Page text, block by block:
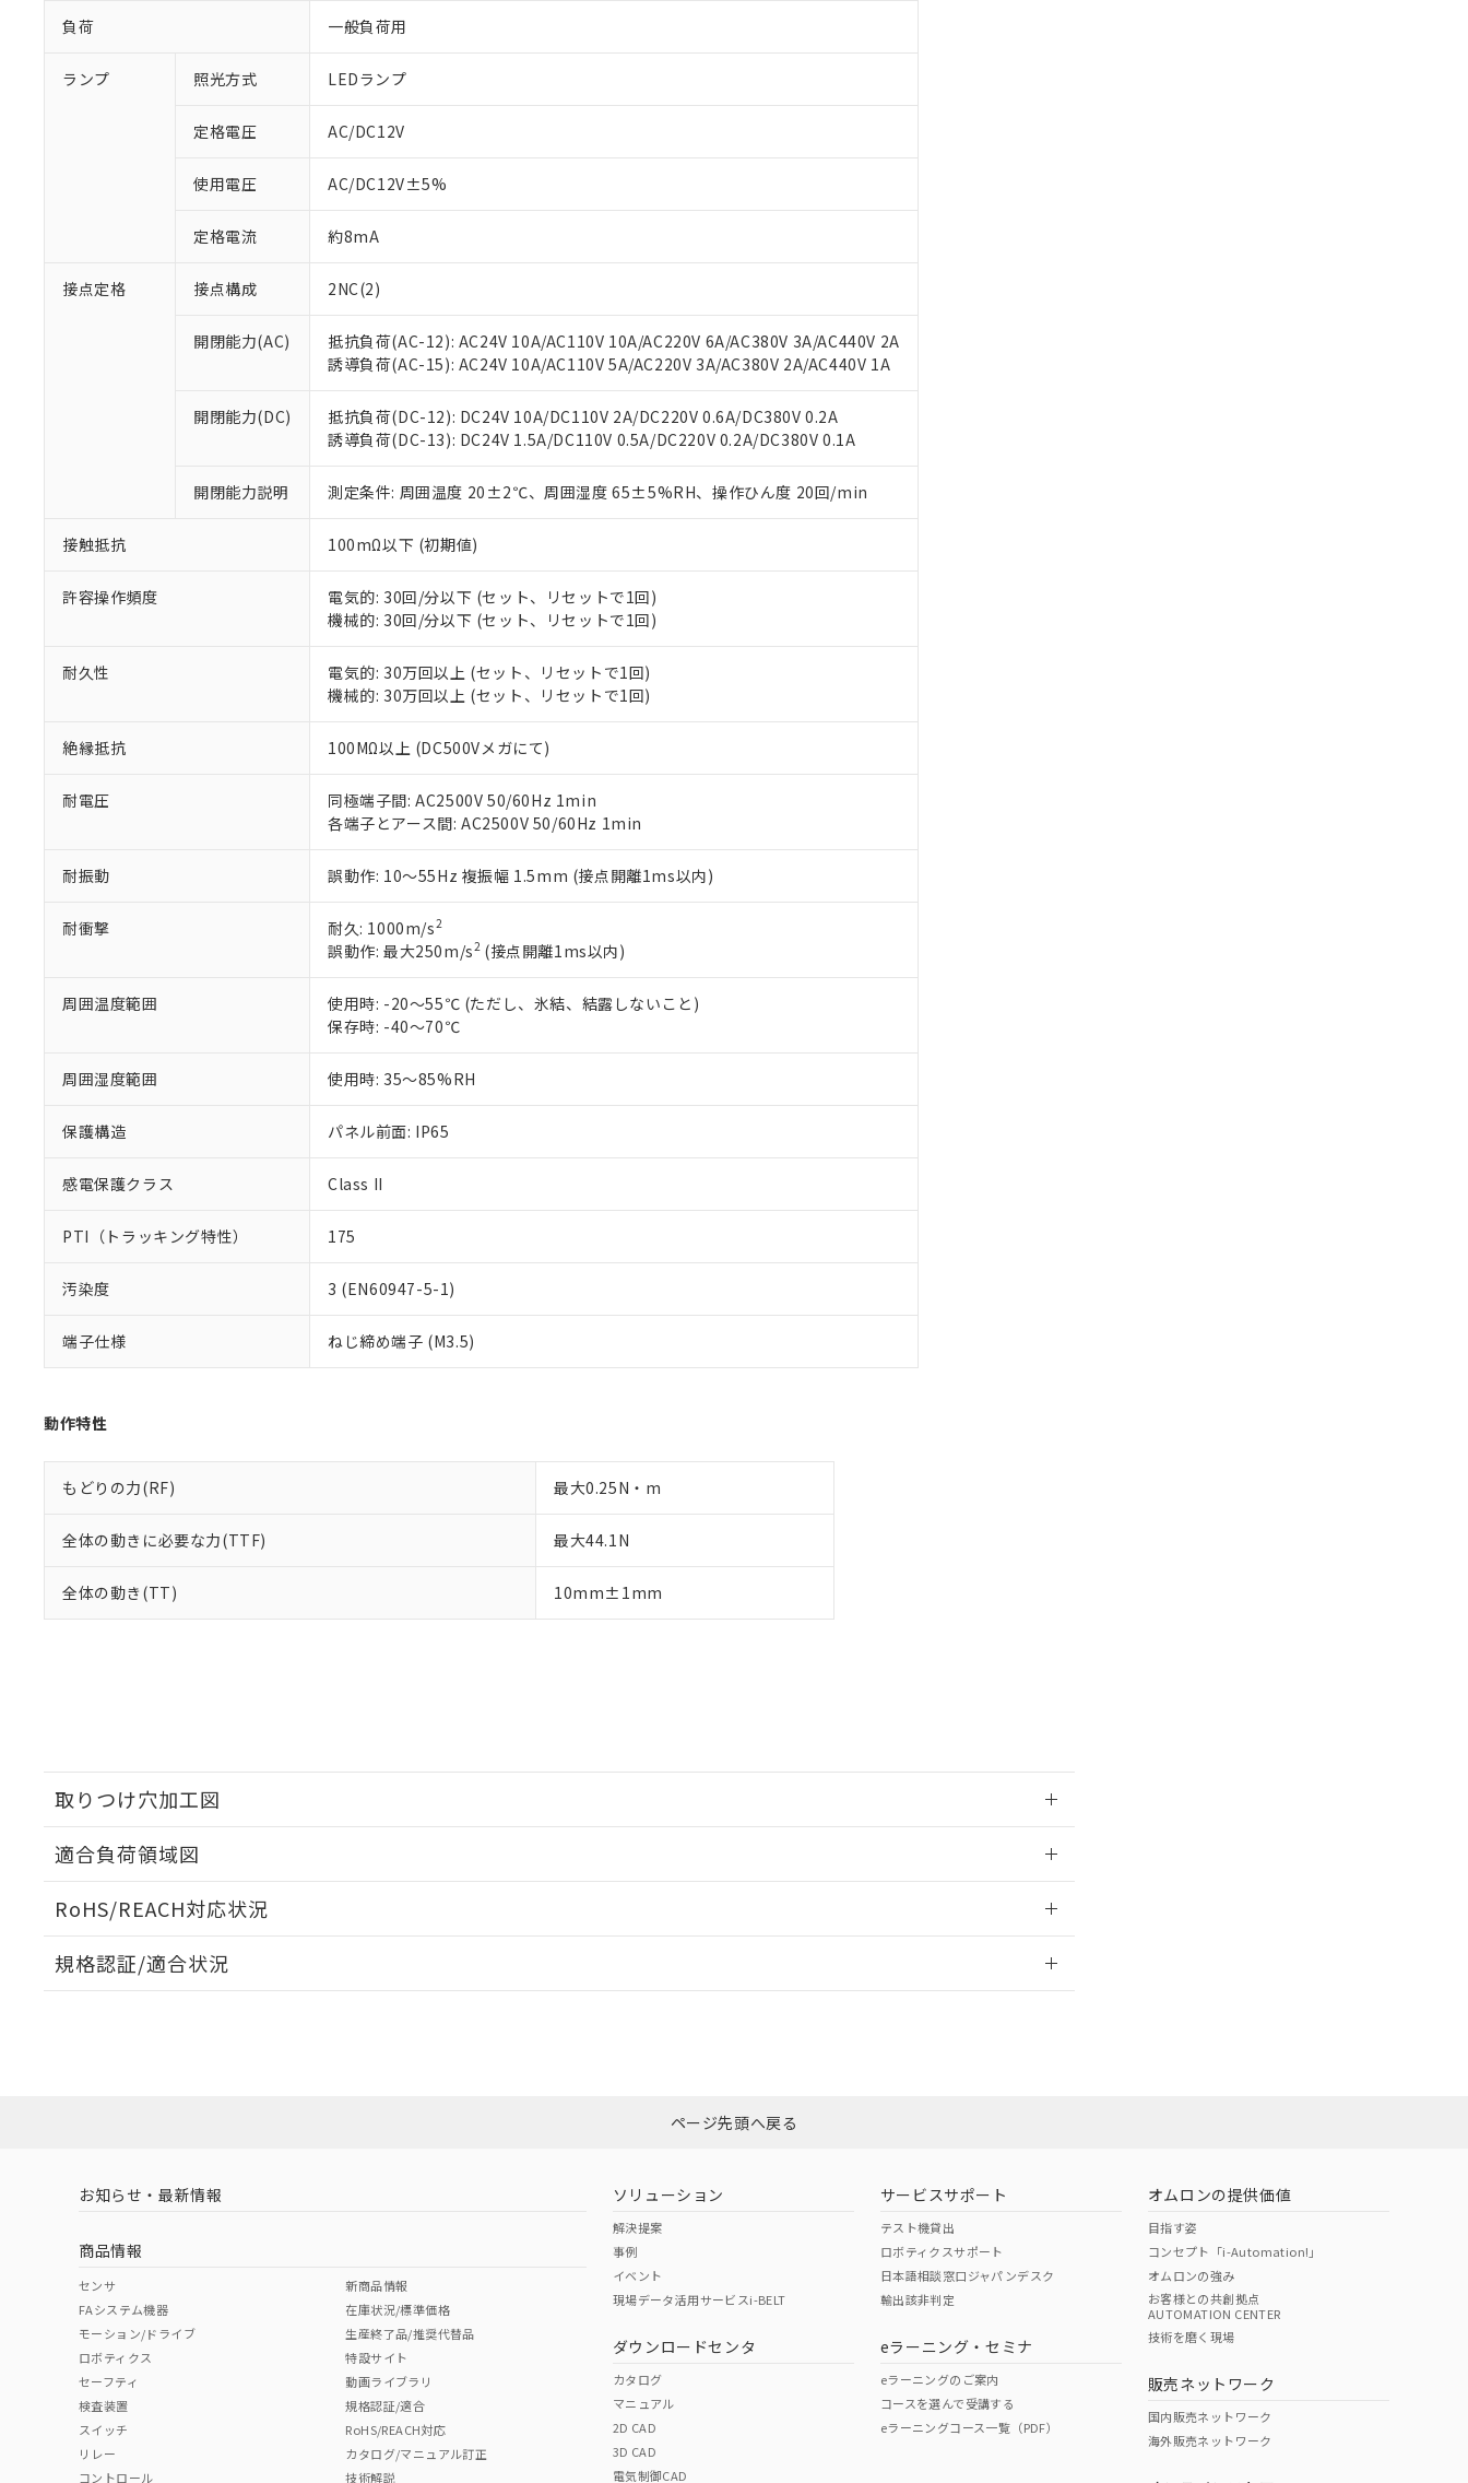
負荷 一般負荷用
ランプ 照光方式 LEDランプ
定格電圧 AC/DC12V
使用電圧 AC/DC12V±5%
定格電流 約8mA
接点定格 接点構成 2NC(2)
開閉能力(AC)
抵抗負荷(AC-12): AC24V 10A/AC110V 10A/AC220V 6A/AC380V 3A/AC440V 2A
誘導負荷(AC-15): AC24V 10A/AC110V 5A/AC220V 3A/AC380V 2A/AC440V 1A
開閉能力(DC)
抵抗負荷(DC-12): DC24V 10A/DC110V 2A/DC220V 0.6A/DC380V 0.2A
誘導負荷(DC-13): DC24V 1.5A/DC110V 0.5A/DC220V 0.2A/DC380V 0.1A
開閉能力説明 測定条件: 周囲温度 20±2℃、周囲湿度 65±5%RH、操作ひん度 20回/min
接触抵抗 100mΩ以下 (初期値)
許容操作頻度
電気的: 30回/分以下 (セット、リセットで1回)
機械的: 30回/分以下 (セット、リセットで1回)
耐久性
電気的: 30万回以上 (セット、リセットで1回)
機械的: 30万回以上 (セット、リセットで1回)
絶縁抵抗 100MΩ以上 (DC500Vメガにて)
耐電圧
同極端子間: AC2500V 50/60Hz 1min
各端子とアース間: AC2500V 50/60Hz 1min
耐振動 誤動作: 10～55Hz 複振幅 1.5mm (接点開離1ms以内)
耐衝撃 耐久: 1000m/s2
誤動作: 最大250m/s2(接点開離1ms以内)
周囲温度範囲
使用時: -20～55℃ (ただし、氷結、結露しないこと)
保存時: -40～70℃
周囲湿度範囲 使用時: 35～85%RH
保護構造 パネル前面: IP65
感電保護クラス Class II
PTI（トラッキング特性） 175
汚染度 3 (EN60947-5-1)
端子仕様 ねじ締め端子 (M3.5)
動作特性
もどりの力(RF) 最大0.25N・m
全体の動きに必要な力(TTF) 最大44.1N
全体の動き(TT) 10mm±1mm
取りつけ穴加工図
適合負荷領域図
RoHS/REACH対応状況
EU RoHS 注意事項・凡例
ダウンロードはこちら
中国 RoHS 注意事項・凡例
中国 RoHS表
Pb Hg Cr(VI)
O O
規格認証/適合状況
（イギリス
（ノルウェー
（日本
（アメリカ
この製品の規格認証/適合状況ページへ
その他の認証はこちらのページからご検索ください
ご利用条件
以下の条件をお読みいただき、同意のうえご利用ください。
本サービスは、当社制御機器事業取扱商品の当社在庫状況および標準価格(税抜)を提供させていただ
くものです。
当社制御機器事業取扱商品の中には、本サービスの対象外となる商品もあることをご了承ください。
在庫状況および標準価格照会結果は、記載している更新日時点での社内データに基づき作成されるも
い。
正式な納期状況および標準価格はお客様のお取引先、またはお客様担当のオムロン制御機器販売店・
当社販売員にご相談ください。
在庫状況および標準価格結果を当社の事前の承諾なく第三者に漏洩または開示しないようお願いしま
す。
マイパーツ機能（部品リスト作成サービス）をご利用いただくには、I-Webメンバーズにご登録され
ている必要があります。
お客様が当ウェブサイト上で当社にご登録された部品リストについて、当社および当社の共同利用者
が、当社の製品・サービスに関するお客様との取引・商談に必要な範囲で利用することをご了承くだ
※当社の共同利用者とは、
いる法人を指します。
※1 対応状況
対応済み：EU RoHS指令（10物質）の非含有に対応した製品が提供可能な商品です。
対応予定：EU RoHS指令（10物質）の非含有に対応した製品に切り替える予定のある商品です。
対応予定なし：EU RoHS指令（10物質）の非含有に非対応の商品で、対応品を出す予定はありません。
調査・確認中：EU RoHS指令（10物質）の非含有の対応状況を調査中または確認中の商品です。
非該当品：ライセンス料など無形物で、有害物質有無と関係のない商品です。
があります。
*EU RoHS指令（10物質）：
フタル酸ビス(2-エチルヘキシル) (DEHP)(別名：DOP) 1000ppm以下、フタル酸ブチルベンジル（BBP） 1000ppm以下、フタル酸ジブチ
ル（DBP） 1000ppm以下、フタル酸ジイソブチル (DIBP) 1000ppm以下
但し、RoHS指令で産業用監視および制御機器に対する適用除外項目は除く。
フタル酸エステル類の４物質については閾値を超える意図的な使用がないことを確認しています。
※2 対応予定月
部品在庫の切り替え状況などにより、予定月が前後することがあります。
※3 非含有証明書ダウンロード
EU RoHS指令（10物質）の非含有証明書
51物質の非含有証明書（当社基準）
※本証明書は発行日時点で非含有を証明するもので、過去に遡って非含有を証明するものではありません。
また、RoHS指令のフタル酸エステル類４物質の対応では、対応完了までの期間は出荷製品に未対応品が
混在することから備考欄に対応日を記載しておりました。
既に当社にて対応品への在庫切替を完了していることから、特段のことがない限り、2022年1月12日よ
り割愛しております。
※1 中国RoHS○×表
「○」：最大均質材料含有率が中国RoHSの基準値以下であることを示します。
「×」：最大均質材料含有率が中国RoHSの基準値を超えていることを示します。
*中国RoHS10物質の基準値 (GB/T26572)：
Pb(鉛) :1000ppm、 Hg(水銀) : 1000ppm、 Cd(カドミウム) : 100ppm、
DEHP(フタル酸ビス(2-エチルヘキシル)) : 1000ppm
※2 環境保護使用期限
「10」：通常の使用状況下において有害物質が外部に漏えいし、環境に深刻な影響を及ぼさない年数を意
味します。
「－」：未確認です。当社販売部門へお問い合わせください。
当社は、これら貴社製品のうち、外国為替および外国貿易法に定める商品（以下｢規制貨物等」とい
う）を輸出または国外への提供する場合は、日本国政府の輸出許可(または役務取引許可)を取得する
などの必要な手続きをとります。
当社は規制貨物を破棄する場合は、完全に破砕するなど、違法に輸出されないよう必要な手段を講じ
ます。
当社は貴社製品を、核兵器、ミサイル、化学兵器、生物兵器またはその他武器並びにこれらの製造装
置等に一切使用いたしません。
当社は、貴社製品を第三者に販売する場合は、上記1、2および3の内容を当該第三者に通知します。
たしません。
合意する
号
△ 一定数には満たないが在庫あり
－
在庫なし(最新の在庫状況については、お客様のお取引先、またはお客様担当のオムロン制御
空
受注生産機種、また在庫状況の情報を公開していない機種
ページ先頭へ戻る
お知らせ・最新情報
商品情報
センサ
FAシステム機器
モーション/ドライブ
ロボティクス
セーフティ
検査装置
スイッチ
リレー
コントロール
新商品情報
在庫状況/標準価格
生産終了品/推奨代替品
特設サイト
動画ライブラリ
規格認証/適合
RoHS/REACH対応
カタログ/マニュアル訂正
技術解説
ソリューション
解決提案
事例
イベント
現場データ活用サービスi-BELT
ダウンロードセンタ
カタログ
マニュアル
2D CAD
3D CAD
電気制御CAD
サービスサポート
テスト機貸出
ロボティクスサポート
日本語相談窓口ジャパンデスク
輸出該非判定
eラーニング・セミナ
eラーニングのご案内
コースを選んで受講する
eラーニングコース一覧（PDF）
オムロンの提供価値
目指す姿
コンセプト「i-Automation!」
オムロンの強み
お客様との共創拠点
AUTOMATION CENTER
技術を磨く現場
販売ネットワーク
国内販売ネットワーク
海外販売ネットワーク